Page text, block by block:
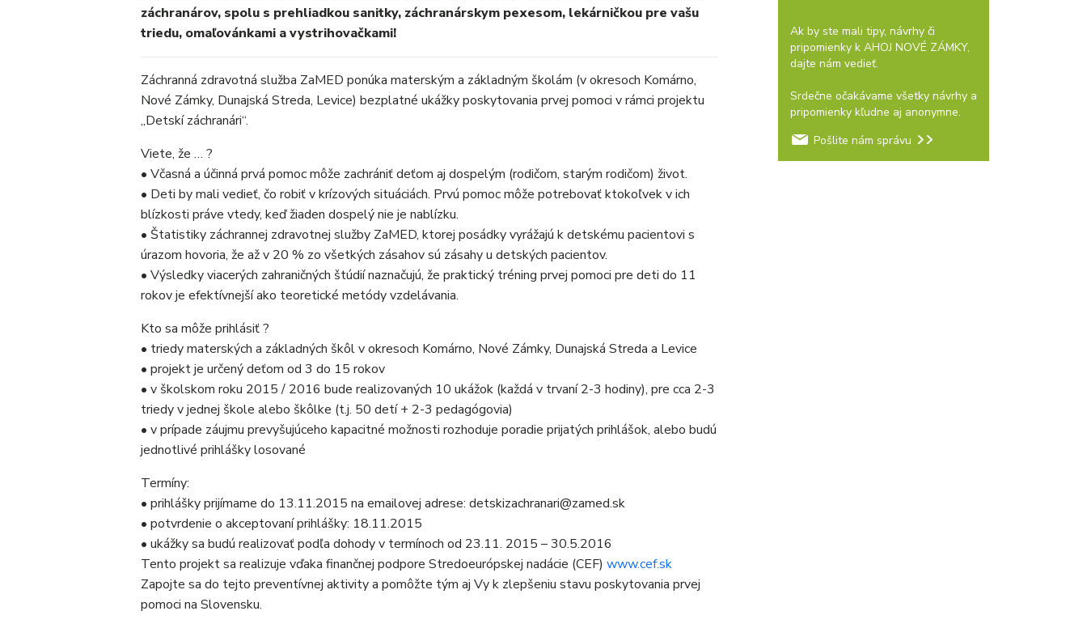
záchranárov, spolu s prehliadkou sanitky, záchranárskym pexesom, lekárničkou pre vašu
triedu, omaľovánkami a vystrihovačkami!
Záchranná zdravotná služba ZaMED ponúka materským a základným školám (v okresoch Komárno,
Nové Zámky, Dunajská Streda, Levice) bezplatné ukážky poskytovania prvej pomoci v rámci projektu
„Detskí záchranári“.
Viete, že … ?
• Včasná a účinná prvá pomoc môže zachrániť deťom aj dospelým (rodičom, starým rodičom) život.
• Deti by mali vedieť, čo robiť v krízových situáciách. Prvú pomoc môže potrebovať ktokoľvek v ich
blízkosti práve vtedy, keď žiaden dospelý nie je nablízku.
• Štatistiky záchrannej zdravotnej služby ZaMED, ktorej posádky vyrážajú k detskému pacientovi s
úrazom hovoria, že až v 20 % zo všetkých zásahov sú zásahy u detských pacientov.
• Výsledky viacerých zahraničných štúdií naznačujú, že praktický tréning prvej pomoci pre deti do 11
rokov je efektívnejší ako teoretické metódy vzdelávania.
Kto sa môže prihlásiť ?
• triedy materských a základných škôl v okresoch Komárno, Nové Zámky, Dunajská Streda a Levice
• projekt je určený deťom od 3 do 15 rokov
• v školskom roku 2015 / 2016 bude realizovaných 10 ukážok (každá v trvaní 2-3 hodiny), pre cca 2-3
triedy v jednej škole alebo škôlke (t.j. 50 detí + 2-3 pedagógovia)
• v prípade záujmu prevyšujúceho kapacitné možnosti rozhoduje poradie prijatých prihlášok, alebo budú
jednotlivé prihlášky losované
Termíny:
• prihlášky prijímame do 13.11.2015 na emailovej adrese: detskizachranari@zamed.sk
• potvrdenie o akceptovaní prihlášky: 18.11.2015
• ukážky sa budú realizovať podľa dohody v termínoch od 23.11. 2015 – 30.5.2016
Tento projekt sa realizuje vďaka finančnej podpore Stredoeurópskej nadácie (CEF) www.cef.sk
Zapojte sa do tejto preventívnej aktivity a pomôžte tým aj Vy k zlepšeniu stavu poskytovania prvej
pomoci na Slovensku.
Ak by ste mali tipy, návrhy či
pripomienky k AHOJ NOVÉ ZÁMKY,
dajte nám vedieť.
Srdečne očakávame všetky návrhy a
pripomienky kľudne aj anonymne.
Pošlite nám správu